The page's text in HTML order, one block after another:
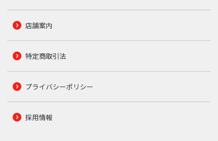
店舗案内
特定商取引法
プライバシーポリシー
採用情報